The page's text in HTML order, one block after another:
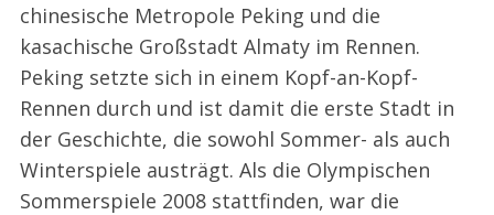
chinesische Metropole Peking und die
kasachische Großstadt Almaty im Rennen.
Peking setzte sich in einem Kopf-an-Kopf-
Rennen durch und ist damit die erste Stadt in
der Geschichte, die sowohl Sommer- als auch
Winterspiele austrägt. Als die Olympischen
Sommerspiele 2008 stattfinden, war die